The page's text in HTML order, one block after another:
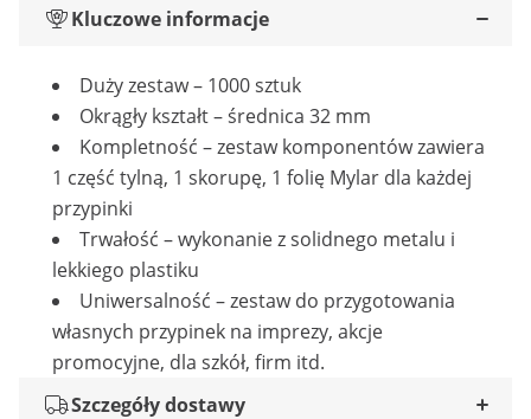
Kluczowe informacje
Duży zestaw – 1000 sztuk
Okrągły kształt – średnica 32 mm
Kompletność – zestaw komponentów zawiera
1 część tylną, 1 skorupę, 1 folię Mylar dla każdej
przypinki
Trwałość – wykonanie z solidnego metalu i
lekkiego plastiku
Uniwersalność – zestaw do przygotowania
własnych przypinek na imprezy, akcje
promocyjne, dla szkół, firm itd.
Szczegóły dostawy